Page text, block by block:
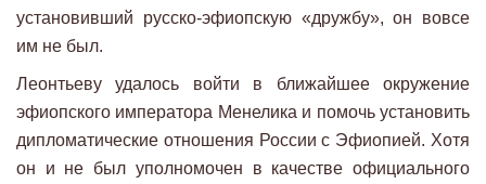
установивший русско-эфиопскую «дружбу», он вовсе
им не был.
Леонтьеву удалось войти в ближайшее окружение
эфиопского императора Менелика и помочь установить
дипломатические отношения России с Эфиопией. Хотя
он и не был уполномочен в качестве официального